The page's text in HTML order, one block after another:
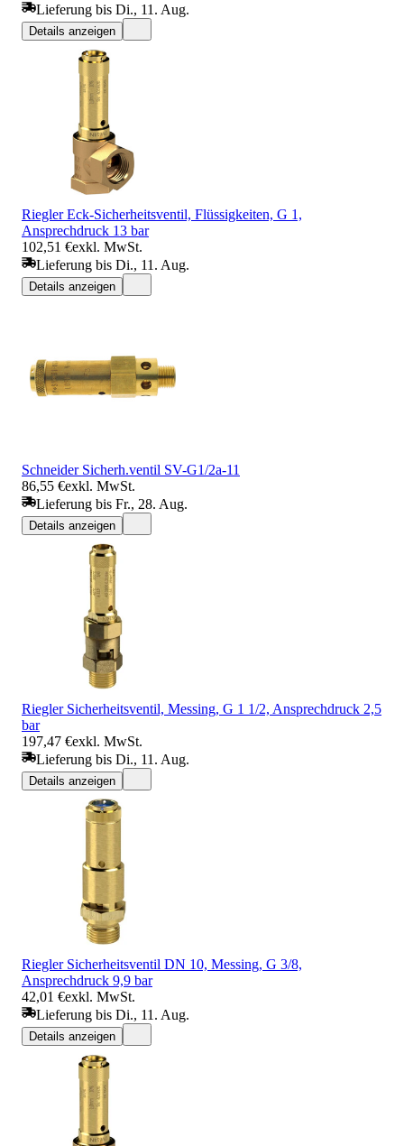
Lieferung bis Di., 11. Aug.
Details anzeigen
Riegler Eck-Sicherheitsventil, Flüssigkeiten, G 1,
Ansprechdruck 13 bar
102,51 €exkl. MwSt.
Lieferung bis Di., 11. Aug.
Details anzeigen
Schneider Sicherh.ventil SV-G1/2a-11
86,55 €exkl. MwSt.
Lieferung bis Fr., 28. Aug.
Details anzeigen
Riegler Sicherheitsventil, Messing, G 1 1/2, Ansprechdruck 2,5
bar
197,47 €exkl. MwSt.
Lieferung bis Di., 11. Aug.
Details anzeigen
Riegler Sicherheitsventil DN 10, Messing, G 3/8,
Ansprechdruck 9,9 bar
42,01 €exkl. MwSt.
Lieferung bis Di., 11. Aug.
Details anzeigen